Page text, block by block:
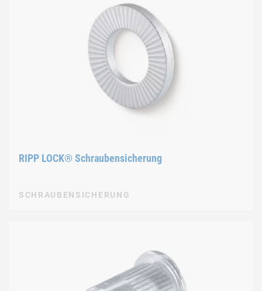
RIPP LOCK® Schraubensicherung
SCHRAUBENSICHERUNG